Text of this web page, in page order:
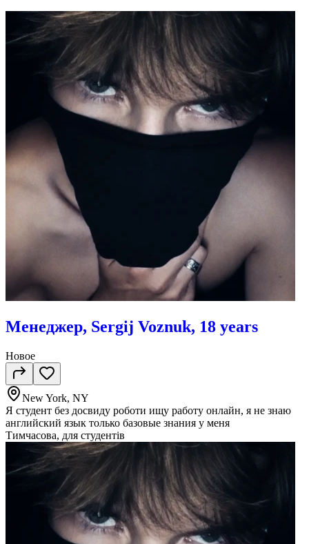
Менеджер, Sergij Voznuk, 18 years
Новое
New York, NY
Я студент без досвиду роботи ищу работу онлайн, я не знаю
английский язык только базовые знания у меня
Тимчасова, для студентів